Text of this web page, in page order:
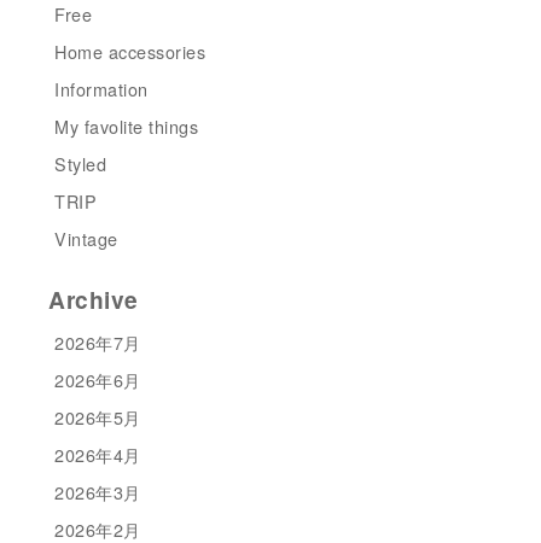
Free
Home accessories
Information
My favolite things
Styled
TRIP
Vintage
Archive
2026年7月
2026年6月
2026年5月
2026年4月
2026年3月
2026年2月